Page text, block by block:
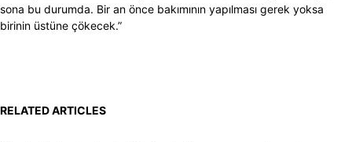
sona bu durumda. Bir an önce bakımının yapılması gerek yoksa
birinin üstüne çökecek.”
RELATED ARTICLES